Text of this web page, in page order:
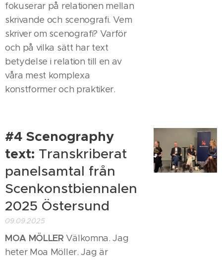
fokuserar på relationen mellan
skrivande och scenografi. Vem
skriver om scenografi? Varför
och på vilka sätt har text
betydelse i relation till en av
våra mest komplexa
konstformer och praktiker.
#4 Scenography
text: Transkriberat
panelsamtal från
Scenkonstbiennalen
2025 Östersund
09.09.2025
MOA MÖLLERVälkomna. Jag
heter Moa Möller. Jag är